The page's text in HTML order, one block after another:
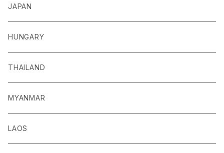
JAPAN
HUNGARY
THAILAND
MYANMAR
LAOS